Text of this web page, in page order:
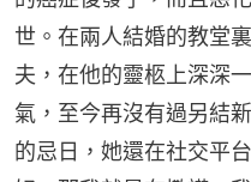
世。在兩人結婚的教堂
夫，在他的靈柩上深深
氣，至今再沒有過另結
的忌日，她還在社交平